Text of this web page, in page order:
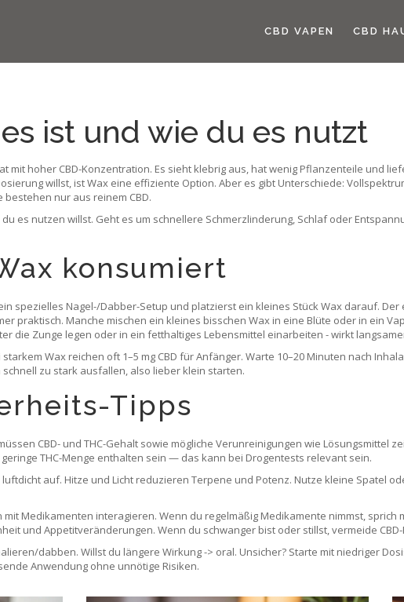
CBD VAPEN CBD
ist und wie du es nutzt
mit hoher CBD-Konzentration. Es sieht klebrig aus, hat wenig Pflanzenteile und
willst, ist Wax eine effiziente Option. Aber es gibt Unterschiede:
bestehen nur aus reinem CBD.
es nutzen willst. Geht es um schnellere Schmerzlinderung, Schlaf oder
konsumiert
spezielles Nagel-/Dabber-Setup und platzierst ein kleines Stück Wax darauf.
praktisch. Manche mischen ein kleines bisschen Wax in eine Blüte oder in ein
die Zunge legen oder in ein fetthaltiges Lebensmittel einarbeiten - wirkt
Wax reichen oft 1–5 mg CBD für Anfänger. Warte 10–20 Minuten nach
zu stark ausfallen, also lieber klein starten.
Tipps
CBD- und THC-Gehalt sowie mögliche Verunreinigungen wie Lösungsmittel
THC-Menge enthalten sein — das kann bei Drogentests relevant sein.
auf. Hitze und Licht reduzieren Terpene und Potenz. Nutze kleine Spatel
Medikamenten interagieren. Wenn du regelmäßig Medikamente nimmst, sprich
und Appetitveränderungen. Wenn du schwanger bist oder stillst, vermeide
dabben. Willst du längere Wirkung -> oral. Unsicher? Starte mit niedriger
Anwendung ohne unnötige Risiken.